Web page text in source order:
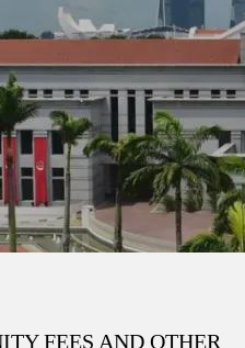
FEES AND OTHER